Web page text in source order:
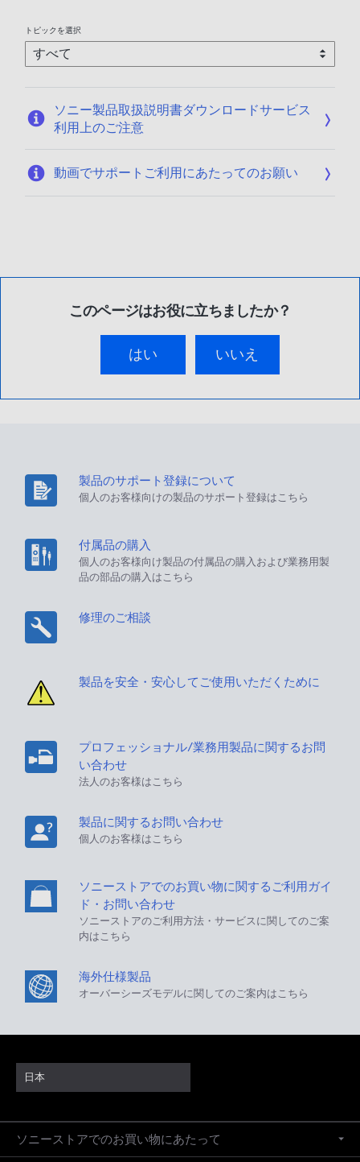
トピックを選択
ソニー製品取扱説明書ダウンロードサービス
利用上のご注意
動画でサポートご利用にあたってのお願い
このページはお役に立ちましたか？
はい いいえ
製品のサポート登録について
個人のお客様向けの製品のサポート登録はこちら
付属品の購入
個人のお客様向け製品の付属品の購入および業務用製
品の部品の購入はこちら
修理のご相談
製品を安全・安心してご使用いただくために
プロフェッショナル/業務用製品に関するお問
い合わせ
法人のお客様はこちら
製品に関するお問い合わせ
個人のお客様はこちら
ソニーストアでのお買い物に関するご利用ガイ
ド・お問い合わせ
ソニーストアのご利用方法・サービスに関してのご案
内はこちら
海外仕様製品
オーバーシーズモデルに関してのご案内はこちら
日本
ソニーストアでのお買い物にあたって